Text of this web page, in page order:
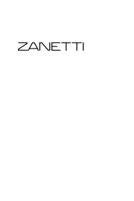
ZANETTI